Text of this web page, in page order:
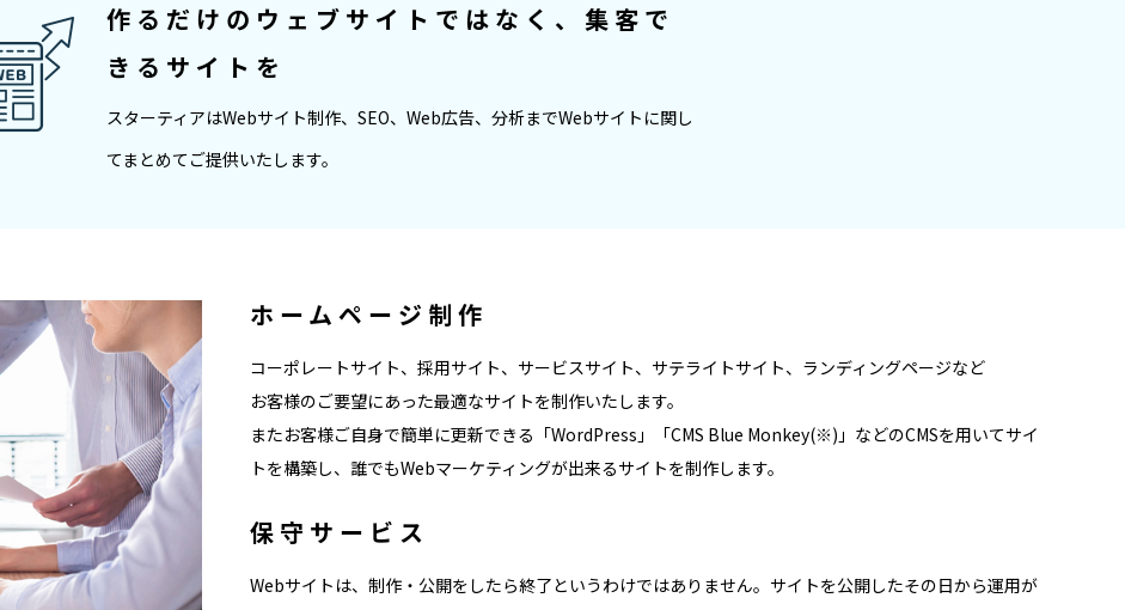
作るだけのウェブサイトではなく、 集客で
きるサイトを
スターティアはWebサイト制作、SEO、Web広告、分析までWebサイトに関し
てまとめてご提供いたします。
ホームページ制作
コーポレートサイト、採用サイト、サービスサイト、サテライトサイト、ランディングページなど
お客様のご要望にあった最適なサイトを制作いたします。
またお客様ご自身で簡単に更新できる「WordPress」「CMS Blue Monkey(※)」などのCMSを用いてサイ
トを構築し、誰でもWebマーケティングが出来るサイトを制作します。
保守サービス
Webサイトは、制作・公開をしたら終了というわけではありません。サイトを公開したその日から運用が